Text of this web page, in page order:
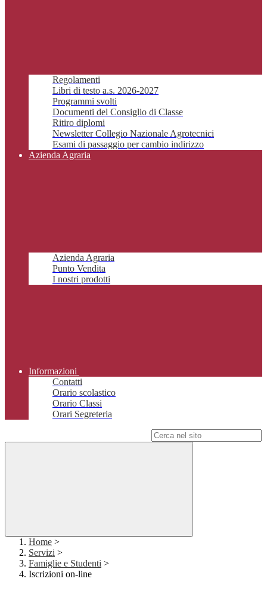
Regolamenti
Libri di testo a.s. 2026-2027
Programmi svolti
Documenti del Consiglio di Classe
Ritiro diplomi
Newsletter Collegio Nazionale Agrotecnici
Esami di passaggio per cambio indirizzo
Azienda Agraria
Azienda Agraria
Punto Vendita
I nostri prodotti
Informazioni
Contatti
Orario scolastico
Orario Classi
Orari Segreteria
Home >
Servizi >
Famiglie e Studenti >
Iscrizioni on-line